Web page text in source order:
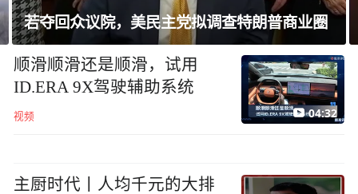
若夺回众议院，美民主党拟调查特朗普商业圈
顺滑顺滑还是顺滑，试用
ID.ERA 9X驾驶辅助系统
视频 04:32
主厨时代丨人均千元的大排